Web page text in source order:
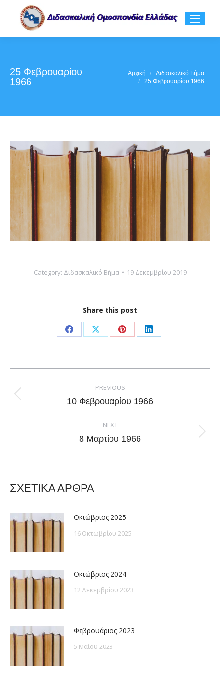
25 Φεβρουαρίου
1966
You are here:Αρχική
Διδασκαλικό Βήμα
25 Φεβρουαρίου 1966
Category: Διδασκαλικό Βήμα 19 Δεκεμβρίου 2019
Share this post
Share
Facebook
Share
X
Share
Pinterest
Share
LinkedIn
navigation
PREVIOUS
Previous
10 Φεβρουαρίου 1966
NEXT
Next
8 Μαρτίου 1966
ΣΧΕΤΙΚΑ ΑΡΘΡΑ
Οκτώβριος 2025
16 Οκτωβρίου 2025
Οκτώβριος 2024
12 Δεκεμβρίου 2023
Φεβρουάριος 2023
5 Μαΐου 2023